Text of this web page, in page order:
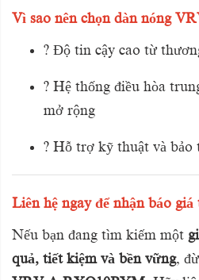
Vì sao nên chọn dàn nóng
? Độ tin cậy cao từ
? Hệ thống điều hòa
mở rộng
? Hỗ trợ kỹ thuật và bảo
Liên hệ ngay để nhận báo
Nếu bạn đang tìm kiếm một
quả, tiết kiệm và bền vững,